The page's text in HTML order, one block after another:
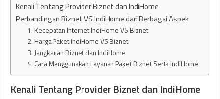
Kenali Tentang Provider Biznet dan IndiHome
Perbandingan Biznet VS IndiHome dari Berbagai Aspek
1. Kecepatan Internet IndiHome VS Biznet
2. Harga Paket IndiHome VS Biznet
3. Jangkauan Biznet dan IndiHome
4. Cara Menggunakan Layanan Paket Biznet Serta IndiHome
Kenali Tentang Provider Biznet dan IndiHome